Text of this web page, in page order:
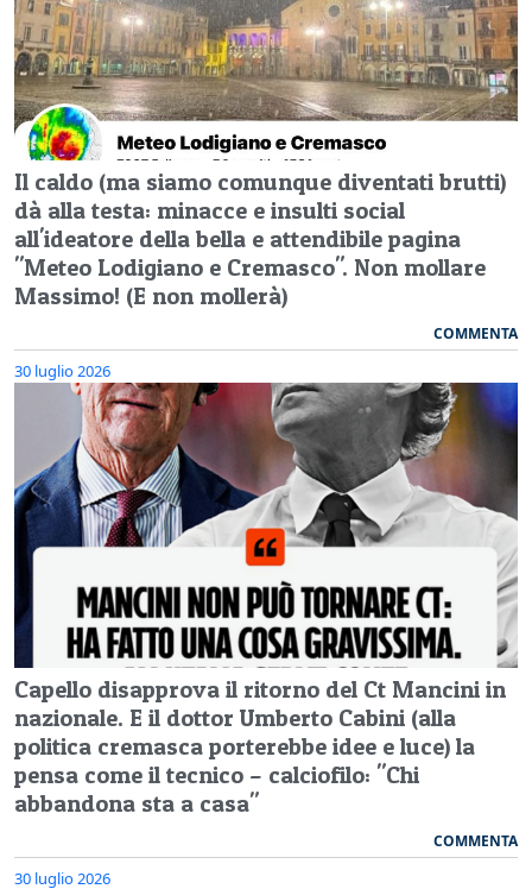
Il caldo (ma siamo comunque diventati brutti)
dà alla testa: minacce e insulti social
all'ideatore della bella e attendibile pagina
"Meteo Lodigiano e Cremasco". Non mollare
Massimo! (E non mollerà)
COMMENTA
30 luglio 2026
Capello disapprova il ritorno del Ct Mancini in
nazionale. E il dottor Umberto Cabini (alla
politica cremasca porterebbe idee e luce) la
pensa come il tecnico – calciofilo: "Chi
abbandona sta a casa"
COMMENTA
30 luglio 2026